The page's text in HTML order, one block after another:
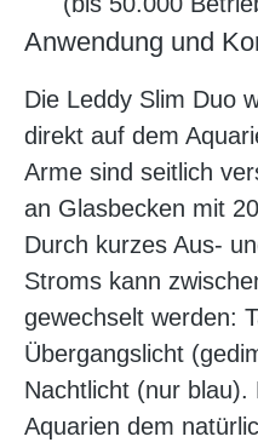
Anwendung und
Die Leddy Slim Duo
direkt auf dem
Arme sind seitlich
an Glasbecken mit
Durch kurzes Aus-
Stroms kann
gewechselt werden:
Übergangslicht
Nachtlicht (nur blau).
Aquarien dem